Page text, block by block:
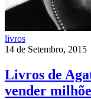
livros
14 de Setembro, 2015
Livros de
vender